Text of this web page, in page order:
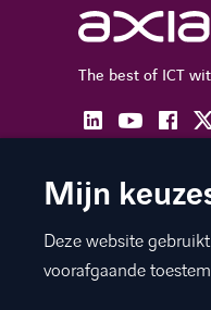
The best of ICT
linkedinyoutube
©Axians 2026
Mijn
Deze website
voorafgaande